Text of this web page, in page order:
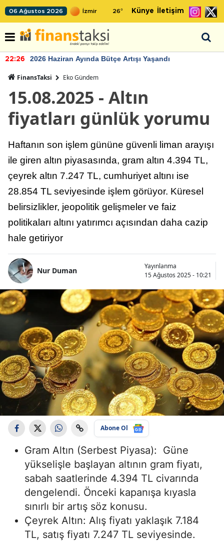
06 Ağustos 2026 26° Künye İletişim
22:26 2026 Haziran Ayında Bütçe Artışı Yaşandı
FinansTaksi Eko Gündem
15.08.2025 - Altın
fiyatları günlük yorumu
Haftanın son işlem gününe güvenli liman arayışı
ile giren altın piyasasında, gram altın 4.394 TL,
çeyrek altın 7.247 TL, cumhuriyet altını ise
28.854 TL seviyesinde işlem görüyor. Küresel
belirsizlikler, jeopolitik gelişmeler ve faiz
politikaları altını yatırımcı açısından daha cazip
hale getiriyor
Nur Duman
Yayınlanma
15 Ağustos 2025 - 10:21
Abone Ol
Gram Altın (Serbest Piyasa): Güne
yükselişle başlayan altının gram fiyatı,
sabah saatlerinde 4.394 TL civarında
dengelendi. Önceki kapanışa kıyasla
sınırlı bir artış söz konusu.
Çeyrek Altın: Alış fiyatı yaklaşık 7.184
TL, satış fiyatı 7.247 TL seviyesinde.